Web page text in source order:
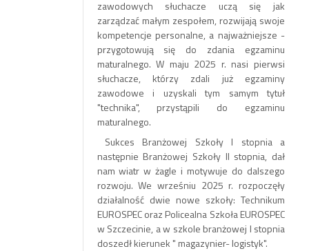
zawodowych słuchacze uczą się jak
zarządzać małym zespołem, rozwijają swoje
kompetencje personalne, a najważniejsze -
przygotowują się do zdania egzaminu
maturalnego. W maju 2025 r. nasi pierwsi
słuchacze, którzy zdali już egzaminy
zawodowe i uzyskali tym samym tytuł
"technika", przystąpili do egzaminu
maturalnego.
Sukces Branżowej Szkoły I stopnia a
następnie Branżowej Szkoły II stopnia, dał
nam wiatr w żagle i motywuje do dalszego
rozwoju. We wrześniu 2025 r. rozpoczęły
działalność dwie nowe szkoły: Technikum
EUROSPEC oraz Policealna Szkoła EUROSPEC
w Szczecinie, a w szkole branżowej I stopnia
doszedł kierunek " magazynier- logistyk".